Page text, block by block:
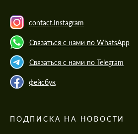
contact.Instagram
Связаться с нами по WhatsApp
Связаться с нами по Telegram
фейсбук
ПОДПИСКА НА НОВОСТИ